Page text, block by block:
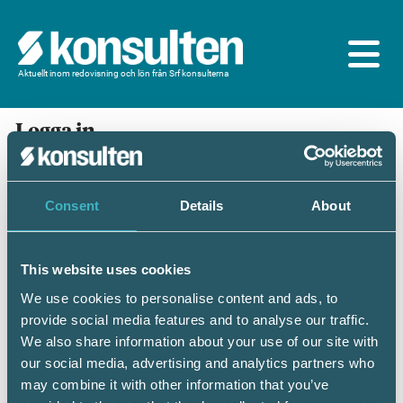
Consent Details About
This website uses cookies
We use cookies to personalise content and ads, to
provide social media features and to analyse our traffic.
We also share information about your use of our site with
our social media, advertising and analytics partners who
may combine it with other information that you’ve
Aktuellt inom redovisning och lön från Srf konsulterna
Logga in
En prenumeration ingår för dig som är
medlem/ansluten till Srf konsulterna. Du loggar in
med BankID eller samma lösenord som du har på
Mobilt BankID
Personnummer(ÅÅÅÅMMDDNNNN)